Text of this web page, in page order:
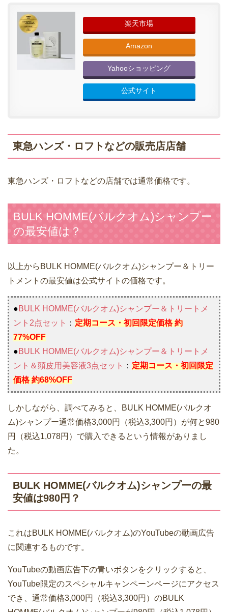
楽天市場
Amazon
Yahooショッピング
公式サイト
東急ハンズ・ロフトなどの販売店店舗
東急ハンズ・ロフトなどの店舗では通常価格です。
BULK HOMME(バルクオム)シャンプー
の最安値は？
以上からBULK HOMME(バルクオム)シャンプー＆トリー
トメントの最安値は公式サイトの価格です。
●BULK HOMME(バルクオム)シャンプー＆トリートメ
ント2点セット
： 定期コース・初回限定価格 約
77%OFF
●BULK HOMME(バルクオム)シャンプー＆トリートメ
ント＆頭皮用美容液3点セット
： 定期コース・初回限定
価格 約68%OFF
しかしながら、調べてみると、BULK HOMME(バルクオ
ム)シャンプー通常価格3,000円（税込3,300円）が何と980
円（税込1,078円）で購入できるという情報がありまし
た。
BULK HOMME(バルクオム)シャンプーの最
安値は980円？
これはBULK HOMME(バルクオム)のYouTubeの動画広告
に関連するものです。
YouTubeの動画広告下の青いボタンをクリックすると、
YouTube限定のスペシャルキャンペーンページにアクセス
でき、通常価格3,000円（税込3,300円）のBULK